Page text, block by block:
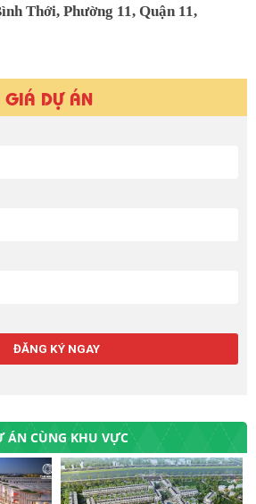
Thới, Phường 11, Quận 11,
DỰ ÁN
ÁN CÙNG KHU VỰC